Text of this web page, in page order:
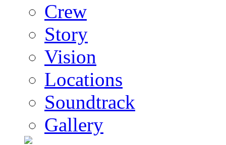
Crew
Story
Vision
Locations
Soundtrack
Gallery